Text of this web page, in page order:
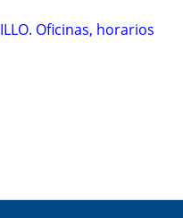
Oficinas, horarios